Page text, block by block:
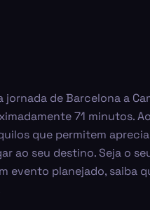
jornada de Barcelona a
71 minutos.
que permitem
ao seu destino. Seja o
evento planejado, saiba